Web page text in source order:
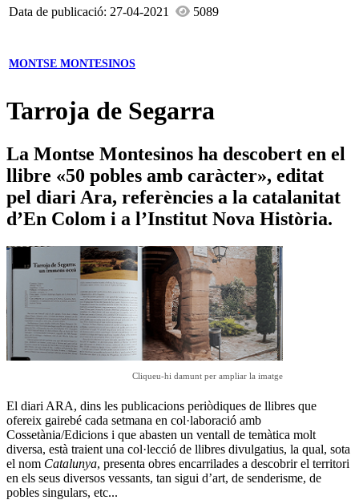
Data de publicació: 27-04-2021
5089
MONTSE MONTESINOS
Tarroja de Segarra
La Montse Montesinos ha descobert en el
llibre «50 pobles amb caràcter», editat
pel diari Ara, referències a la catalanitat
d’En Colom i a l’Institut Nova Història.
Cliqueu-hi damunt per ampliar la imatge
El diari ARA, dins les publicacions periòdiques de llibres que
ofereix gairebé cada setmana en col·laboració amb
Cossetània/Edicions i que abasten un ventall de temàtica molt
diversa, està traient una col·lecció de llibres divulgatius, la qual, sota
el nom Catalunya, presenta obres encarrilades a descobrir el territori
en els seus diversos vessants, tan sigui d’art, de senderisme, de
pobles singulars, etc...